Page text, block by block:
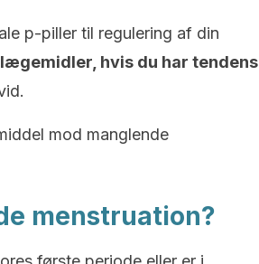
p-piller til regulering af din
hvis du har tendens
mod manglende
menstruation?